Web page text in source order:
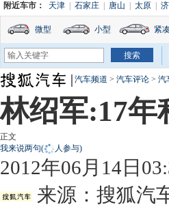
附近车市： 天津 石家庄 唐山 太原
微型 小型 紧
汽车频道 > 汽车评论 > 汽
林绍军:17年
正文
我来说两句( 人参与)
2012年06月14日
来源： 搜狐汽